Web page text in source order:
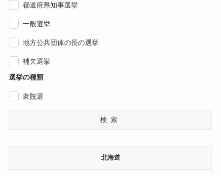
都道府県知事選挙
一般選挙
地方公共団体の長の選挙
補欠選挙
選挙の種類
衆院選
検索
北海道